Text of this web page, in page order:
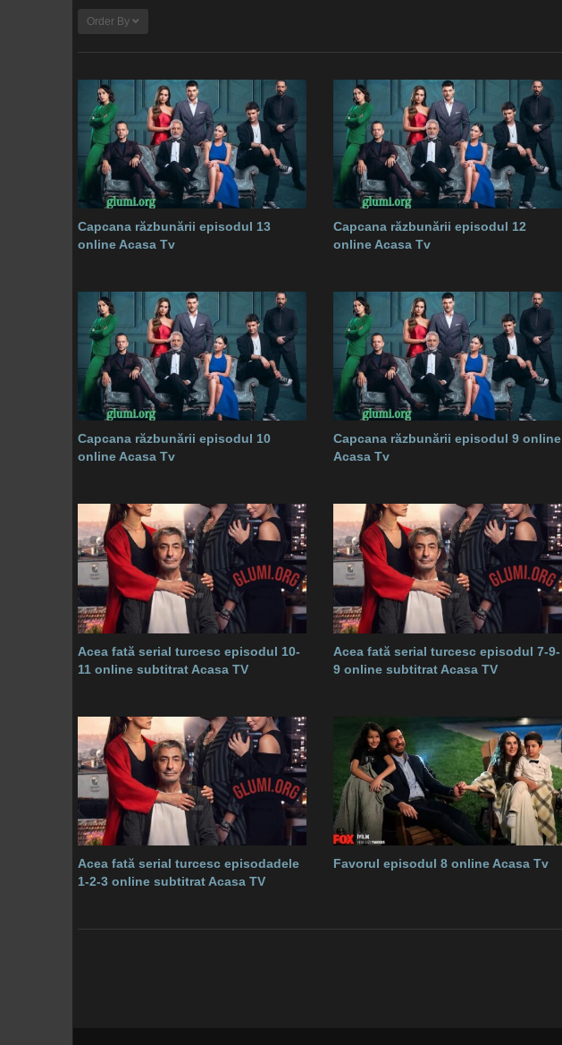
Order By
Capcana răzbunării episodul 13
online Acasa Tv
Capcana răzbunării episodul 12
online Acasa Tv
Capcana răzbunării episodul 10
online Acasa Tv
Capcana răzbunării episodul 9 online
Acasa Tv
Acea fată serial turcesc episodul 10-
11 online subtitrat Acasa TV
Acea fată serial turcesc episodul 7-9-
9 online subtitrat Acasa TV
Acea fată serial turcesc episodadele
1-2-3 online subtitrat Acasa TV
Favorul episodul 8 online Acasa Tv